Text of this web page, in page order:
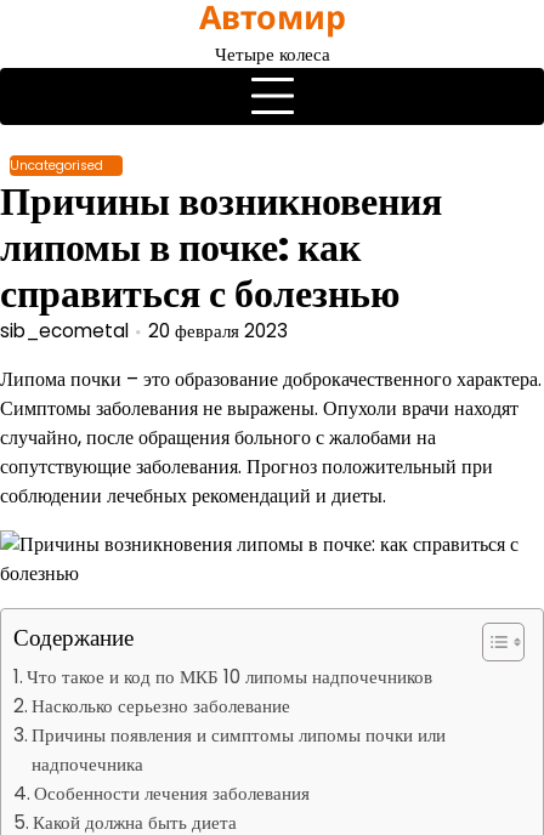
содержимому
Автомир
Четыре колеса
Uncategorised
Причины возникновения
липомы в почке: как
справиться с болезнью
sib_ecometal 20 февраля 2023
Липома почки – это образование доброкачественного характера.
Симптомы заболевания не выражены. Опухоли врачи находят
случайно, после обращения больного с жалобами на
сопутствующие заболевания. Прогноз положительный при
соблюдении лечебных рекомендаций и диеты.
Содержание
Что такое и код по МКБ 10 липомы надпочечников
Насколько серьезно заболевание
Причины появления и симптомы липомы почки или
надпочечника
Особенности лечения заболевания
Какой должна быть диета